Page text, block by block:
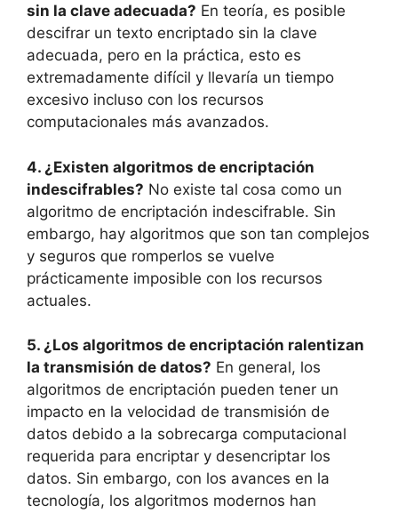
sin la clave adecuada? En teoría, es posible
descifrar un texto encriptado sin la clave
adecuada, pero en la práctica, esto es
extremadamente difícil y llevaría un tiempo
excesivo incluso con los recursos
computacionales más avanzados.
4. ¿Existen algoritmos de encriptación
indescifrables? No existe tal cosa como un
algoritmo de encriptación indescifrable. Sin
embargo, hay algoritmos que son tan complejos
y seguros que romperlos se vuelve
prácticamente imposible con los recursos
actuales.
5. ¿Los algoritmos de encriptación ralentizan
la transmisión de datos? En general, los
algoritmos de encriptación pueden tener un
impacto en la velocidad de transmisión de
datos debido a la sobrecarga computacional
requerida para encriptar y desencriptar los
datos. Sin embargo, con los avances en la
tecnología, los algoritmos modernos han